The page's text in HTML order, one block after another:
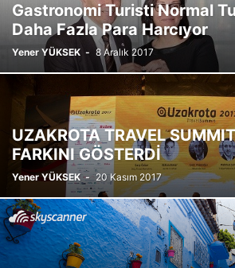
Gastronomi Turisti Normal
Daha Fazla Para Harcıyor
Yener YÜKSEK - 8 Aralık 2017
UZAKROTA TRAVEL
FARKINI GÖSTERDİ
Yener YÜKSEK - 20 Kasım 2017